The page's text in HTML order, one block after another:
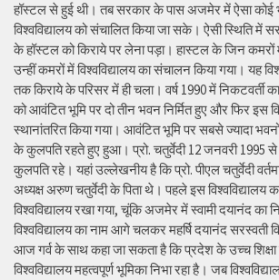
हॉस्टल से हुई थी। तब सरकार के पास अजमेर में ऐसा कोई
विश्वविद्यालय को संचालित किया जा सके। ऐसी स्थिति में
के हॉस्टल को किराये पर लेना पड़ा। हास्टल के जिन कमरों में
उन्हीं कमरों में विश्वविद्यालय का संचालन किया गया। यह
तक किराये के परिसर में ही चला। वर्ष 1990 में निकटवर्ती
को आवंटित भूमि पर दो तीन भवन निर्मित हुए और फिर इस
स्थानांतरित किया गया। आवंटित भूमि पर सबसे ज्यादा भवनों
के कुलपति रहते हुए हुआ। प्रो. चतुर्वेदी 12 जनवरी 1995
कुलपति रहे। यहां उल्लेखनीय है कि प्रो. पीएल चतुर्वेदी
अध्यक्ष अरुण चतुर्वेदी के पिता थे। पहले इस विश्वविद्यालय
विश्वविद्यालय रखा गया, चूंकि अजमेर में स्वामी दयानंद का
विश्वविद्यालय का नाम आगे चलकर महर्षि दयानंद सरस्वती
आज गर्व के साथ कहा जा सकता है कि प्रदेश के उच्च शिक्षा
विश्वविद्यालय महत्वपूर्ण भूमिका निभा रहा है। जब